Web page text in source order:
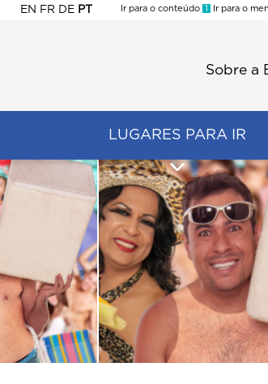
EN FR DE PT
Ir para o conteúdo 1 Ir para o
Sobre a
LUGARES PARA IR